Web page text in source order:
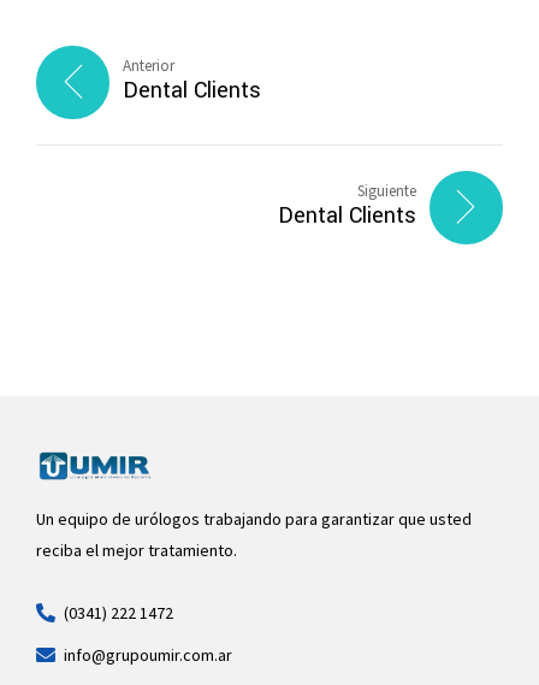
Anterior
Dental Clients
Siguiente
Dental Clients
Un equipo de urólogos trabajando para garantizar que usted
reciba el mejor tratamiento.
(0341) 222 1472
info@grupoumir.com.ar